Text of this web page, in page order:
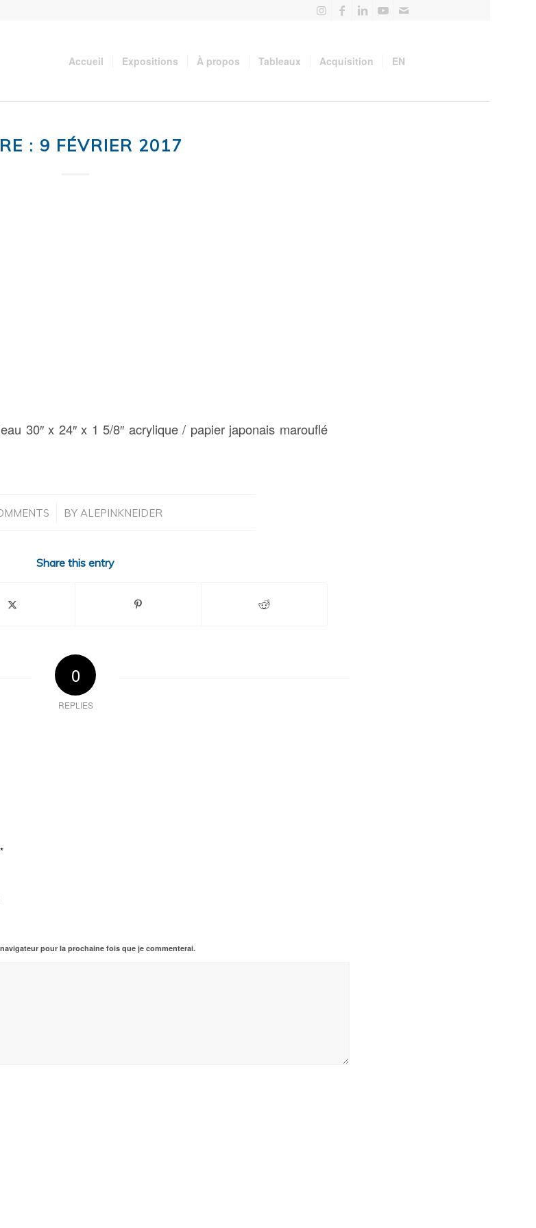
Accueil Expositions À propos Tableaux Acquisition EN
: 9 FÉVRIER 2017
30″ x 24″ x 1 5/8″ acrylique / papier japonais marouflé
/ BYALEPINKNEIDER
Share this entry
0
REPLIES
*
pour la prochaine fois que je commenterai.